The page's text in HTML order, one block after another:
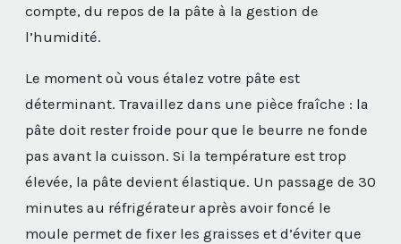
compte, du repos de la pâte à la gestion de
l’humidité.
Le moment où vous étalez votre pâte est
déterminant. Travaillez dans une pièce fraîche : la
pâte doit rester froide pour que le beurre ne fonde
pas avant la cuisson. Si la température est trop
élevée, la pâte devient élastique. Un passage de 30
minutes au réfrigérateur après avoir foncé le
moule permet de fixer les graisses et d’éviter que